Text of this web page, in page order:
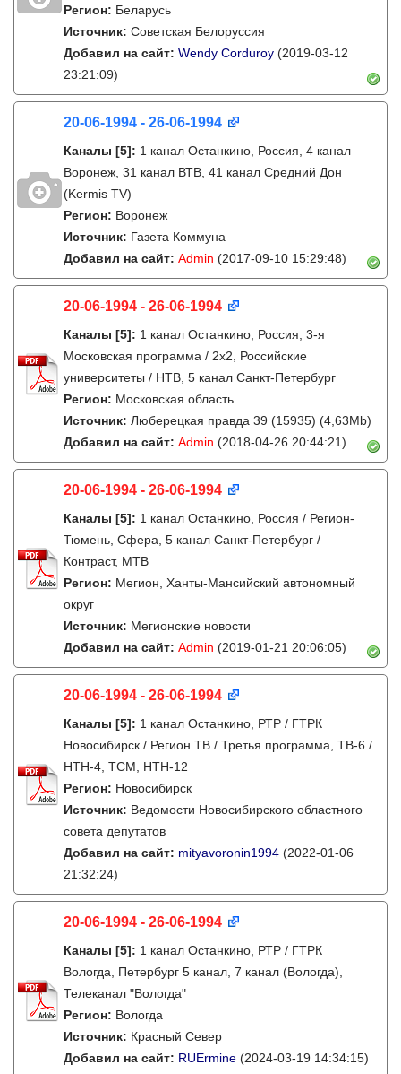
Регион: Беларусь
Источник: Советская Белоруссия
Добавил на сайт: Wendy Corduroy (2019-03-12
23:21:09)
20-06-1994 - 26-06-1994
Каналы [5]: 1 канал Останкино, Россия, 4 канал
Воронеж, 31 канал ВТВ, 41 канал Средний Дон
(Kermis TV)
Регион: Воронеж
Источник: Газета Коммуна
Добавил на сайт: Admin (2017-09-10 15:29:48)
20-06-1994 - 26-06-1994
Каналы [5]: 1 канал Останкино, Россия, 3-я
Московская программа / 2x2, Российские
университеты / НТВ, 5 канал Санкт-Петербург
Регион: Московская область
Источник: Люберецкая правда 39 (15935) (4,63Mb)
Добавил на сайт: Admin (2018-04-26 20:44:21)
20-06-1994 - 26-06-1994
Каналы [5]: 1 канал Останкино, Россия / Регион-
Тюмень, Сфера, 5 канал Санкт-Петербург /
Контраст, МТВ
Регион: Мегион, Ханты-Мансийский автономный
округ
Источник: Мегионские новости
Добавил на сайт: Admin (2019-01-21 20:06:05)
20-06-1994 - 26-06-1994
Каналы [5]: 1 канал Останкино, РТР / ГТРК
Новосибирск / Регион ТВ / Третья программа, ТВ-6 /
НТН-4, ТСМ, НТН-12
Регион: Новосибирск
Источник: Ведомости Новосибирского областного
совета депутатов
Добавил на сайт: mityavoronin1994 (2022-01-06
21:32:24)
20-06-1994 - 26-06-1994
Каналы [5]: 1 канал Останкино, РТР / ГТРК
Вологда, Петербург 5 канал, 7 канал (Вологда),
Телеканал "Вологда"
Регион: Вологда
Источник: Красный Север
Добавил на сайт: RUErmine (2024-03-19 14:34:15)